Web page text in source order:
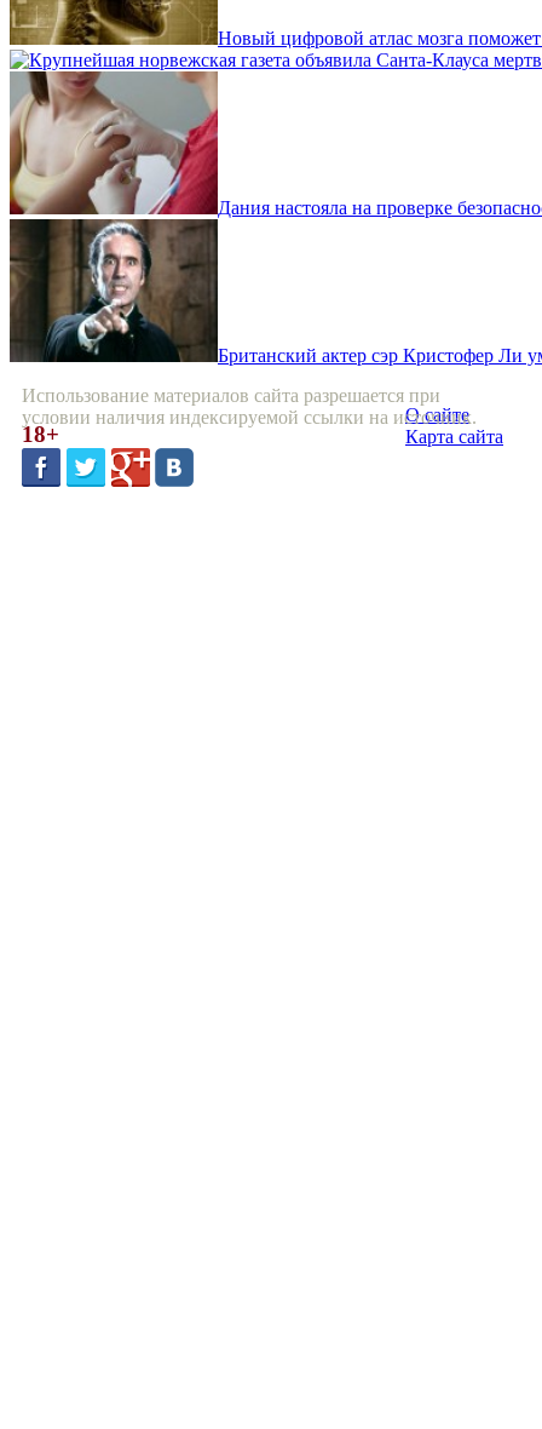
Новый цифровой атлас мозга
Дания настояла на проверке
Британский актер сэр Кристофер Ли
Использование материалов сайта разрешается при
условии наличия индексируемой ссылки на источник.
18+
О сайте
Карта сайта